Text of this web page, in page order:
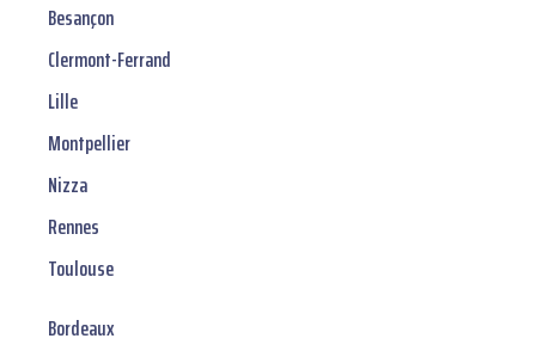
Besançon
Clermont-Ferrand
Lille
Montpellier
Nizza
Rennes
Toulouse
Bordeaux